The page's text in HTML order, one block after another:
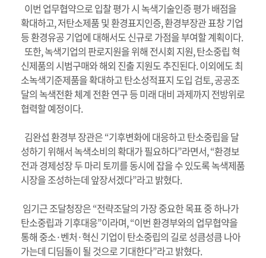
이번 업무협약으로 입찰 평가 시 녹색기술인증 평가 배점을
확대하고, 저탄소제품 및 환경표지인증, 환경부장관 표창 기업
등 환경유공 기업에 대해서도 신규로 가점을 부여할 계획이다.
또한, 녹색기업의 판로지원을 위해 전시회 지원, 탄소중립 혁
신제품의 시범구매와 해외 진출 지원도 추진된다. 이외에도 최
소녹색기준제품을 확대하고 탄소성적표지 도입 검토, 공공조
달의 녹색전환 체계 전환 연구 등 미래 대비 과제까지 전방위로
협력할 예정이다.
김완섭 환경부 장관은 “기후변화에 대응하고 탄소중립을 달
성하기 위해서 녹색소비의 확대가 필요하다”라면서, “환경보
전과 경제성장 두 마리 토끼를 동시에 잡을 수 있도록 녹색제품
시장을 조성하는데 앞장서겠다”라고 밝혔다.
임기근 조달청장은 “전략조달의 가장 중요한 목표 중 하나가
탄소중립과 기후대응”이라며, “이번 환경부와의 업무협약을
통해 중소·벤처·혁신 기업이 탄소중립의 길로 성큼성큼 나아
가는데 디딤돌이 될 것으로 기대한다”라고 밝혔다.